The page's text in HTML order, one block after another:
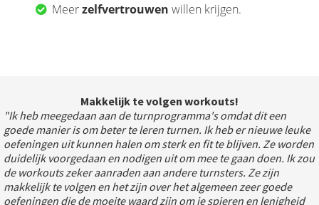
Meerzelfvertrouwen willen krijgen.
Makkelijk te volgen workouts!
"Ik heb meegedaan aan de turnprogramma's omdat dit een
goede manier is om beter te leren turnen. Ik heb er nieuwe leuke
oefeningen uit kunnen halen om sterk en fit te blijven. Ze worden
duidelijk voorgedaan en nodigen uit om mee te gaan doen. Ik zou
de workouts zeker aanraden aan andere turnsters. Ze zijn
makkelijk te volgen en het zijn over het algemeen zeer goede
oefeningen die de moeite waard zijn om je spieren en lenigheid